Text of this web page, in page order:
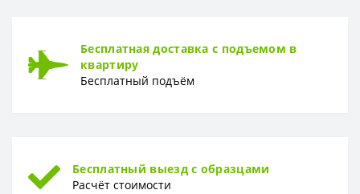
Тип Горячее теснение
Бесплатная доставка с подъемом в
квартиру
Бесплатный подъём
Бесплатный выезд с образцами
Расчёт стоимости